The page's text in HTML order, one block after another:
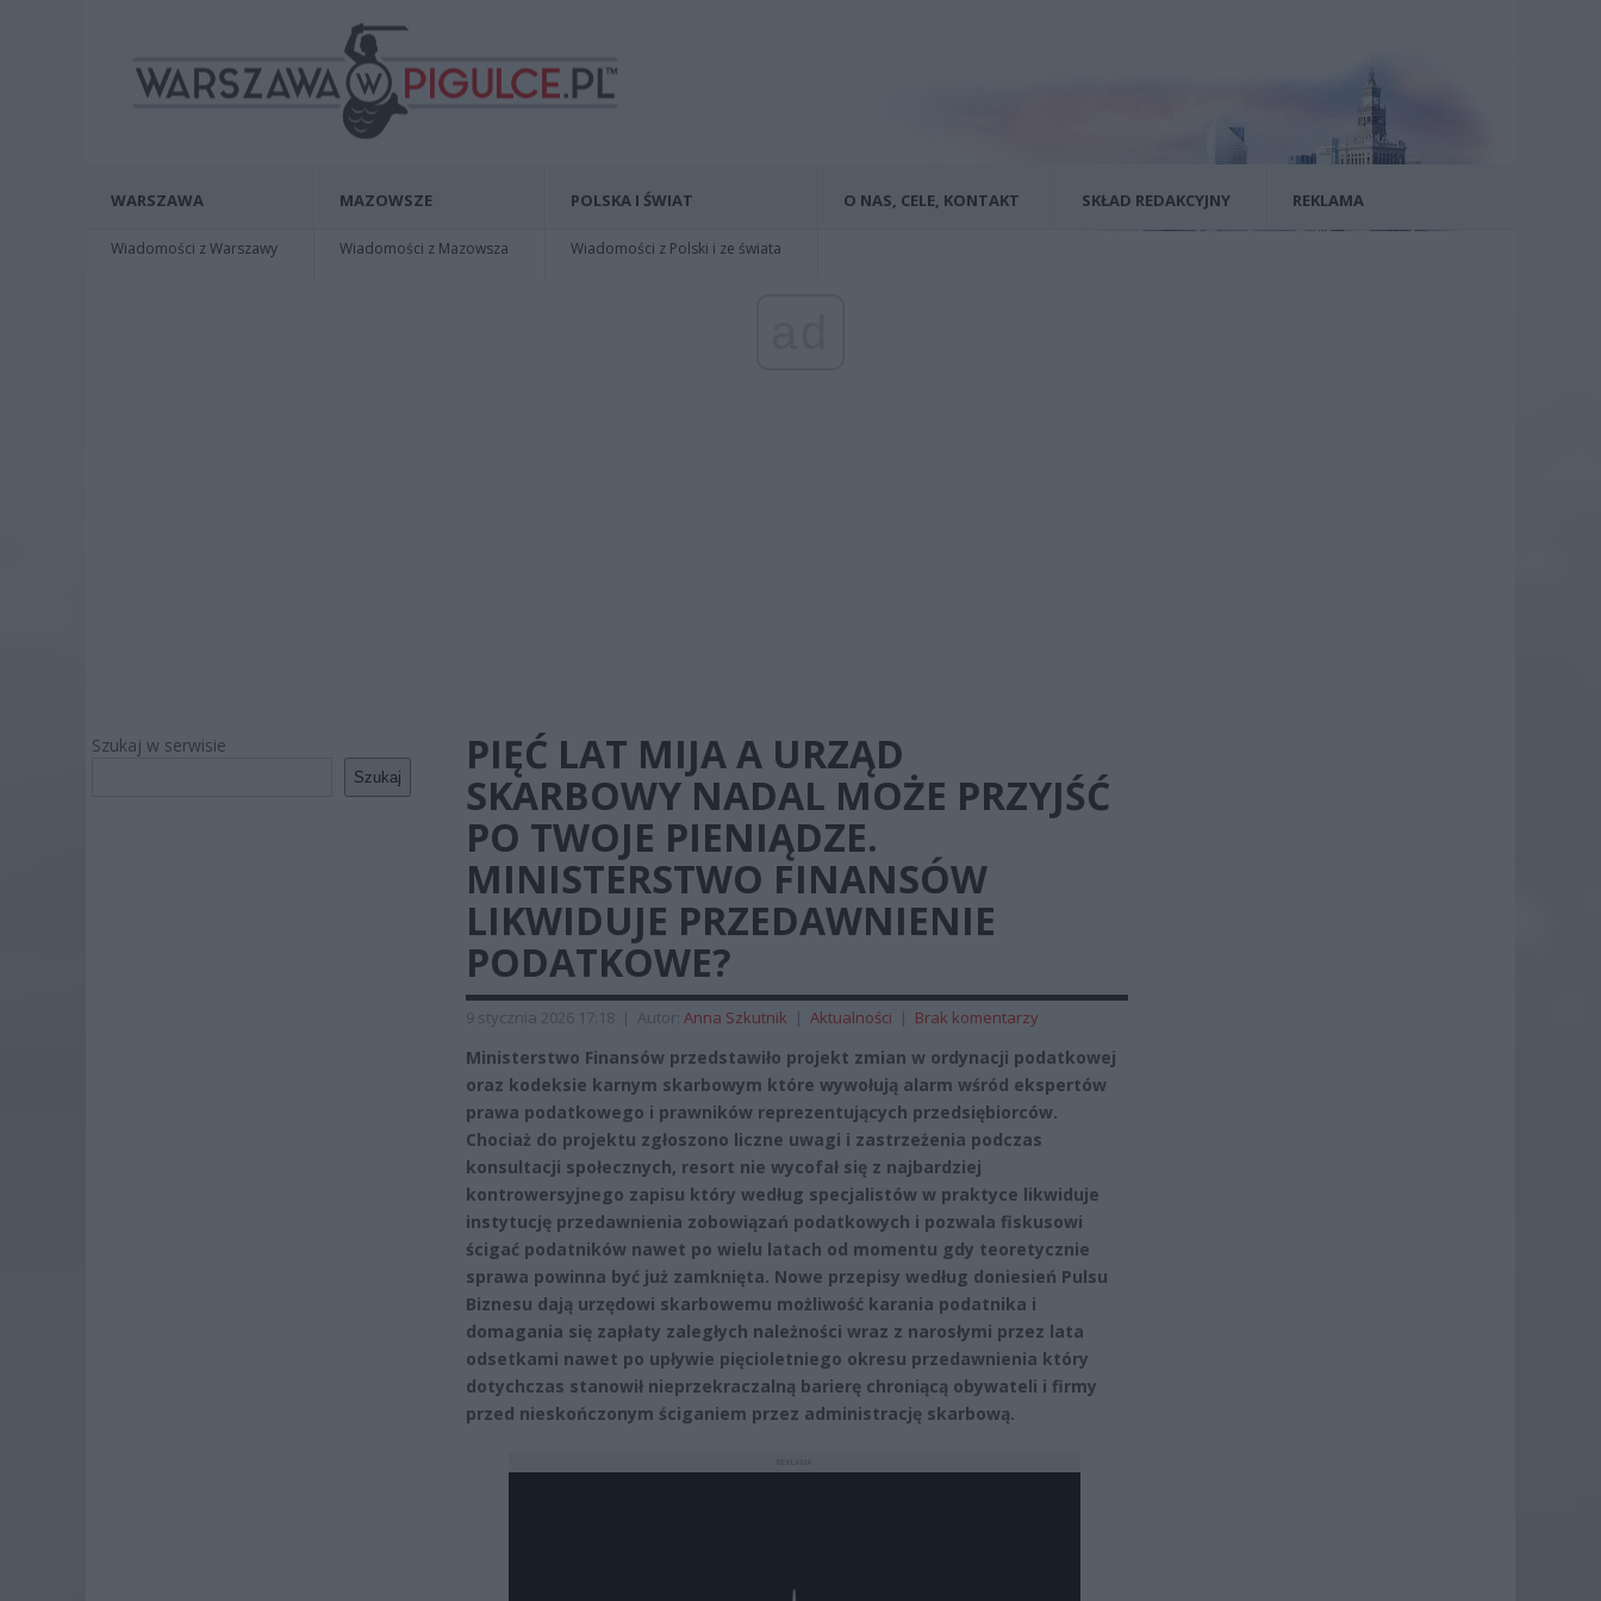
WARSZAWA
Wiadomości z Warszawy
MAZOWSZE
Wiadomości z Mazowsza
POLSKA I ŚWIAT
Wiadomości z Polski i ze świata
O NAS, CELE, KONTAKT SKŁAD REDAKCYJNY REKLAMA
Szukaj w serwisie
Szukaj
PIĘĆ LAT MIJA A URZĄD
SKARBOWY NADAL MOŻE PRZYJŚĆ
PO TWOJE PIENIĄDZE.
MINISTERSTWO FINANSÓW
LIKWIDUJE PRZEDAWNIENIE
PODATKOWE?
9 stycznia 2026 17:18 | Autor: Anna Szkutnik | Aktualności | Brak komentarzy
Ministerstwo Finansów przedstawiło projekt zmian w ordynacji podatkowej
oraz kodeksie karnym skarbowym które wywołują alarm wśród ekspertów
prawa podatkowego i prawników reprezentujących przedsiębiorców.
Chociaż do projektu zgłoszono liczne uwagi i zastrzeżenia podczas
konsultacji społecznych, resort nie wycofał się z najbardziej
kontrowersyjnego zapisu który według specjalistów w praktyce likwiduje
instytucję przedawnienia zobowiązań podatkowych i pozwala fiskusowi
ścigać podatników nawet po wielu latach od momentu gdy teoretycznie
sprawa powinna być już zamknięta. Nowe przepisy według doniesień Pulsu
Biznesu dają urzędowi skarbowemu możliwość karania podatnika i
domagania się zapłaty zaległych należności wraz z narosłymi przez lata
odsetkami nawet po upływie pięcioletniego okresu przedawnienia który
dotychczas stanowił nieprzekraczalną barierę chroniącą obywateli i firmy
przed nieskończonym ściganiem przez administrację skarbową.